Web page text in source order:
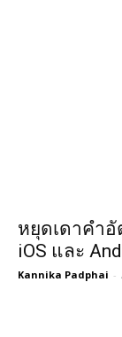
หยุดเดาคำอั
iOS และ
Kannika Padphai -